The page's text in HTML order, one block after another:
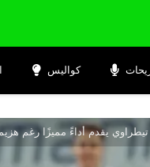
كواليس
تيطراوي يقدم أداءً مميزًا رغم